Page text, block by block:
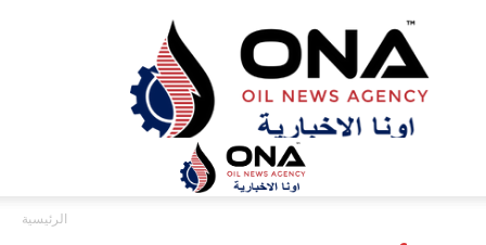
ONA™
NEWS
/
أونا
الاخبارية
الرئيسية